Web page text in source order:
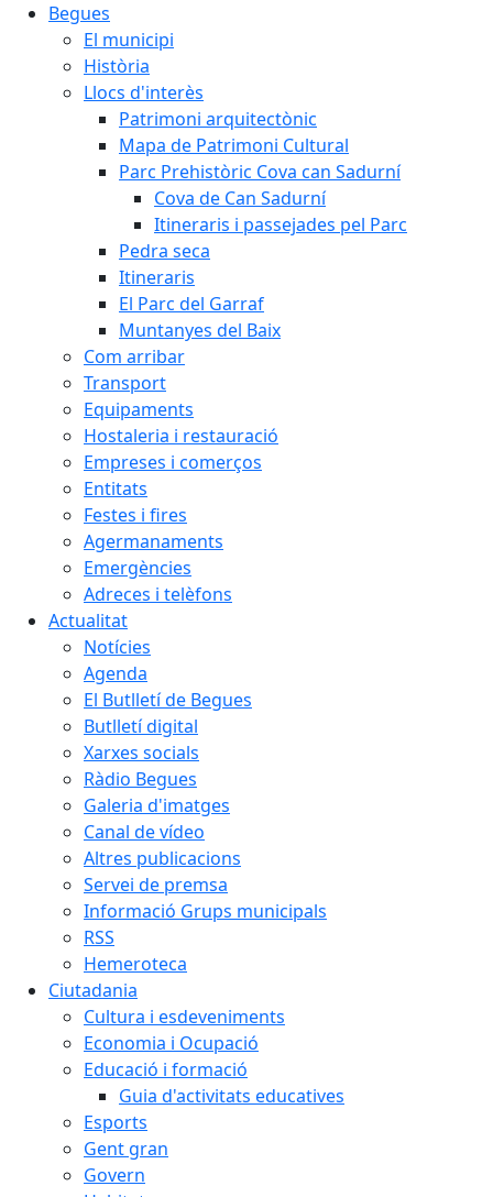
Begues
El municipi
Història
Llocs d'interès
Patrimoni arquitectònic
Mapa de Patrimoni Cultural
Parc Prehistòric Cova can Sadurní
Cova de Can Sadurní
Itineraris i passejades pel Parc
Pedra seca
Itineraris
El Parc del Garraf
Muntanyes del Baix
Com arribar
Transport
Equipaments
Hostaleria i restauració
Empreses i comerços
Entitats
Festes i fires
Agermanaments
Emergències
Adreces i telèfons
Actualitat
Notícies
Agenda
El Butlletí de Begues
Butlletí digital
Xarxes socials
Ràdio Begues
Galeria d'imatges
Canal de vídeo
Altres publicacions
Servei de premsa
Informació Grups municipals
RSS
Hemeroteca
Ciutadania
Cultura i esdeveniments
Economia i Ocupació
Educació i formació
Guia d'activitats educatives
Esports
Gent gran
Govern